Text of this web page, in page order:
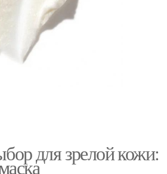
для зрелой кожи: